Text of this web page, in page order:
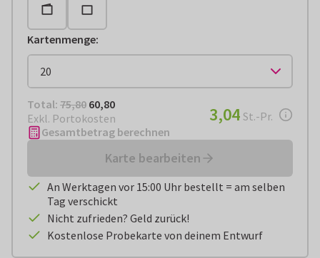
Kartenmenge:
Total: € 60,80
Total: 75,80 60,80
Exkl. Portokosten
€ 3,04pro Stück
3,04 St.-Pr.
Gesamtbetrag berechnen
Karte bearbeiten
An Werktagen vor 15:00 Uhr bestellt = am selben
Tag verschickt
Nicht zufrieden? Geld zurück!
Kostenlose Probekarte von deinem Entwurf